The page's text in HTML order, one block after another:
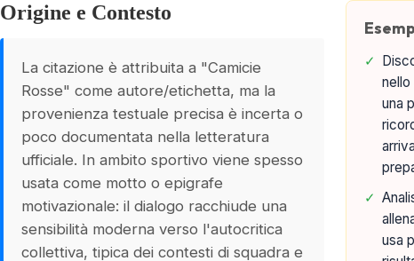
Origine e Contesto
La citazione è attribuita a "Camicie
Rosse" come autore/etichetta, ma la
provenienza testuale precisa è incerta o
poco documentata nella letteratura
ufficiale. In ambito sportivo viene spesso
usata come motto o epigrafe
motivazionale: il dialogo racchiude una
sensibilità moderna verso l'autocritica
collettiva, tipica dei contesti di squadra e
✓
nello
una
✓
usa